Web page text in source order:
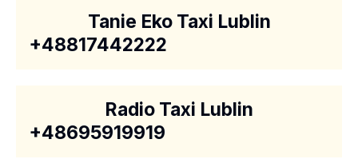
Tanie Eko Taxi Lublin
+48817442222
Radio Taxi Lublin
+48695919919